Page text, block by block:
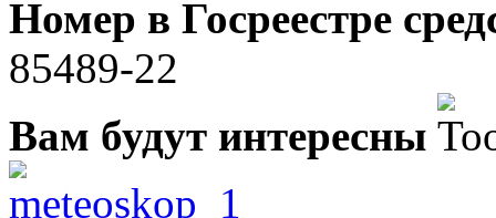
Номер в Госреестре
85489-22
Вам будут интересны